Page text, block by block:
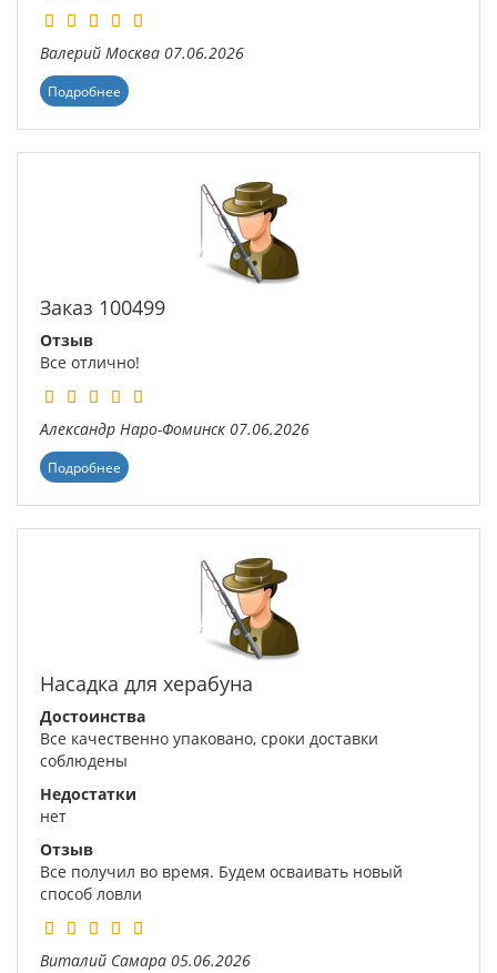
Валерий Москва 07.06.2026
Подробнее
Заказ 100499
Отзыв
Все отлично!
Александр Наро-Фоминск 07.06.2026
Подробнее
Насадка для херабуна
Достоинства
Все качественно упаковано, сроки доставки
соблюдены
Недостатки
нет
Отзыв
Все получил во время. Будем осваивать новый
способ ловли
Виталий Самара 05.06.2026